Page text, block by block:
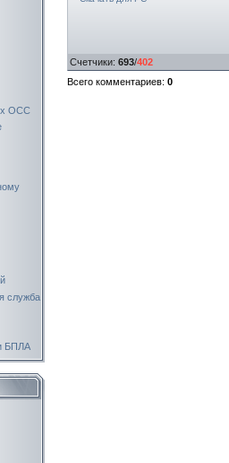
ОСС
служба
БПЛА
Счетчики: 693/402
Всего комментариев: 0